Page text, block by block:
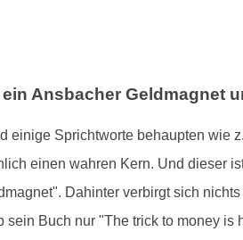
Ansbacher Geldmagnet
einige Sprichtworte behaupten wie
einen wahren Kern. Und dieser
Dahinter verbirgt sich
sein Buch nur "The trick to money